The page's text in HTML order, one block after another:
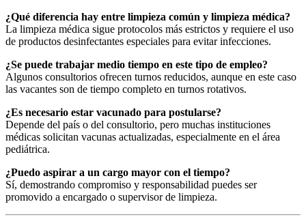
¿Qué diferencia hay entre limpieza común y limpieza médica?
La limpieza médica sigue protocolos más estrictos y requiere el uso
de productos desinfectantes especiales para evitar infecciones.
¿Se puede trabajar medio tiempo en este tipo de empleo?
Algunos consultorios ofrecen turnos reducidos, aunque en este caso
las vacantes son de tiempo completo en turnos rotativos.
¿Es necesario estar vacunado para postularse?
Depende del país o del consultorio, pero muchas instituciones
médicas solicitan vacunas actualizadas, especialmente en el área
pediátrica.
¿Puedo aspirar a un cargo mayor con el tiempo?
Sí, demostrando compromiso y responsabilidad puedes ser
promovido a encargado o supervisor de limpieza.